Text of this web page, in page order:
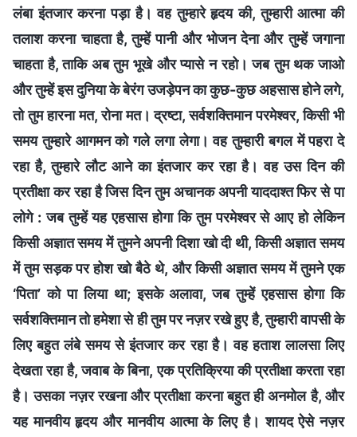
लंबा इंतजार करना पड़ा है। वह तुम्हारे हृदय की, तुम्हारी आत्मा की
तलाश करना चाहता है, तुम्हें पानी और भोजन देना और तुम्हें जगाना
चाहता है, ताकि अब तुम भूखे और प्यासे न रहो। जब तुम थक जाओ
और तुम्हें इस दुनिया के बेरंग उजड़ेपन का कुछ-कुछ अहसास होने लगे,
तो तुम हारना मत, रोना मत। द्रष्टा, सर्वशक्तिमान परमेश्वर, किसी भी
समय तुम्हारे आगमन को गले लगा लेगा। वह तुम्हारी बगल में पहरा दे
रहा है, तुम्हारे लौट आने का इंतजार कर रहा है। वह उस दिन की
प्रतीक्षा कर रहा है जिस दिन तुम अचानक अपनी याददाश्त फिर से पा
लोगे : जब तुम्हें यह एहसास होगा कि तुम परमेश्वर से आए हो लेकिन
किसी अज्ञात समय में तुमने अपनी दिशा खो दी थी, किसी अज्ञात समय
में तुम सड़क पर होश खो बैठे थे, और किसी अज्ञात समय में तुमने एक
‘पिता’ को पा लिया था; इसके अलावा, जब तुम्हें एहसास होगा कि
सर्वशक्तिमान तो हमेशा से ही तुम पर नज़र रखे हुए है, तुम्हारी वापसी के
लिए बहुत लंबे समय से इंतजार कर रहा है। वह हताश लालसा लिए
देखता रहा है, जवाब के बिना, एक प्रतिक्रिया की प्रतीक्षा करता रहा
है। उसका नज़र रखना और प्रतीक्षा करना बहुत ही अनमोल है, और
यह मानवीय हृदय और मानवीय आत्मा के लिए है। शायद ऐसे नज़र